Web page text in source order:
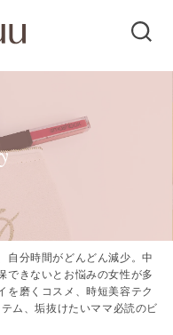
自分時間がどんどん減少。中
できないとお悩みの女性が多
を磨くコスメ、時短美容テク
ム、垢抜けたいママ必読のビ